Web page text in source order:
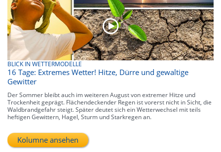
BLICK IN WETTERMODELLE
16 Tage: Extremes Wetter! Hitze, Dürre und gewaltige
Gewitter
Der Sommer bleibt auch im weiteren August von extremer Hitze und
Trockenheit geprägt. Flächendeckender Regen ist vorerst nicht in Sicht, die
Waldbrandgefahr steigt. Später deutet sich ein Wetterwechsel mit teils
heftigen Gewittern, Hagel, Sturm und Starkregen an.
Kolumne ansehen